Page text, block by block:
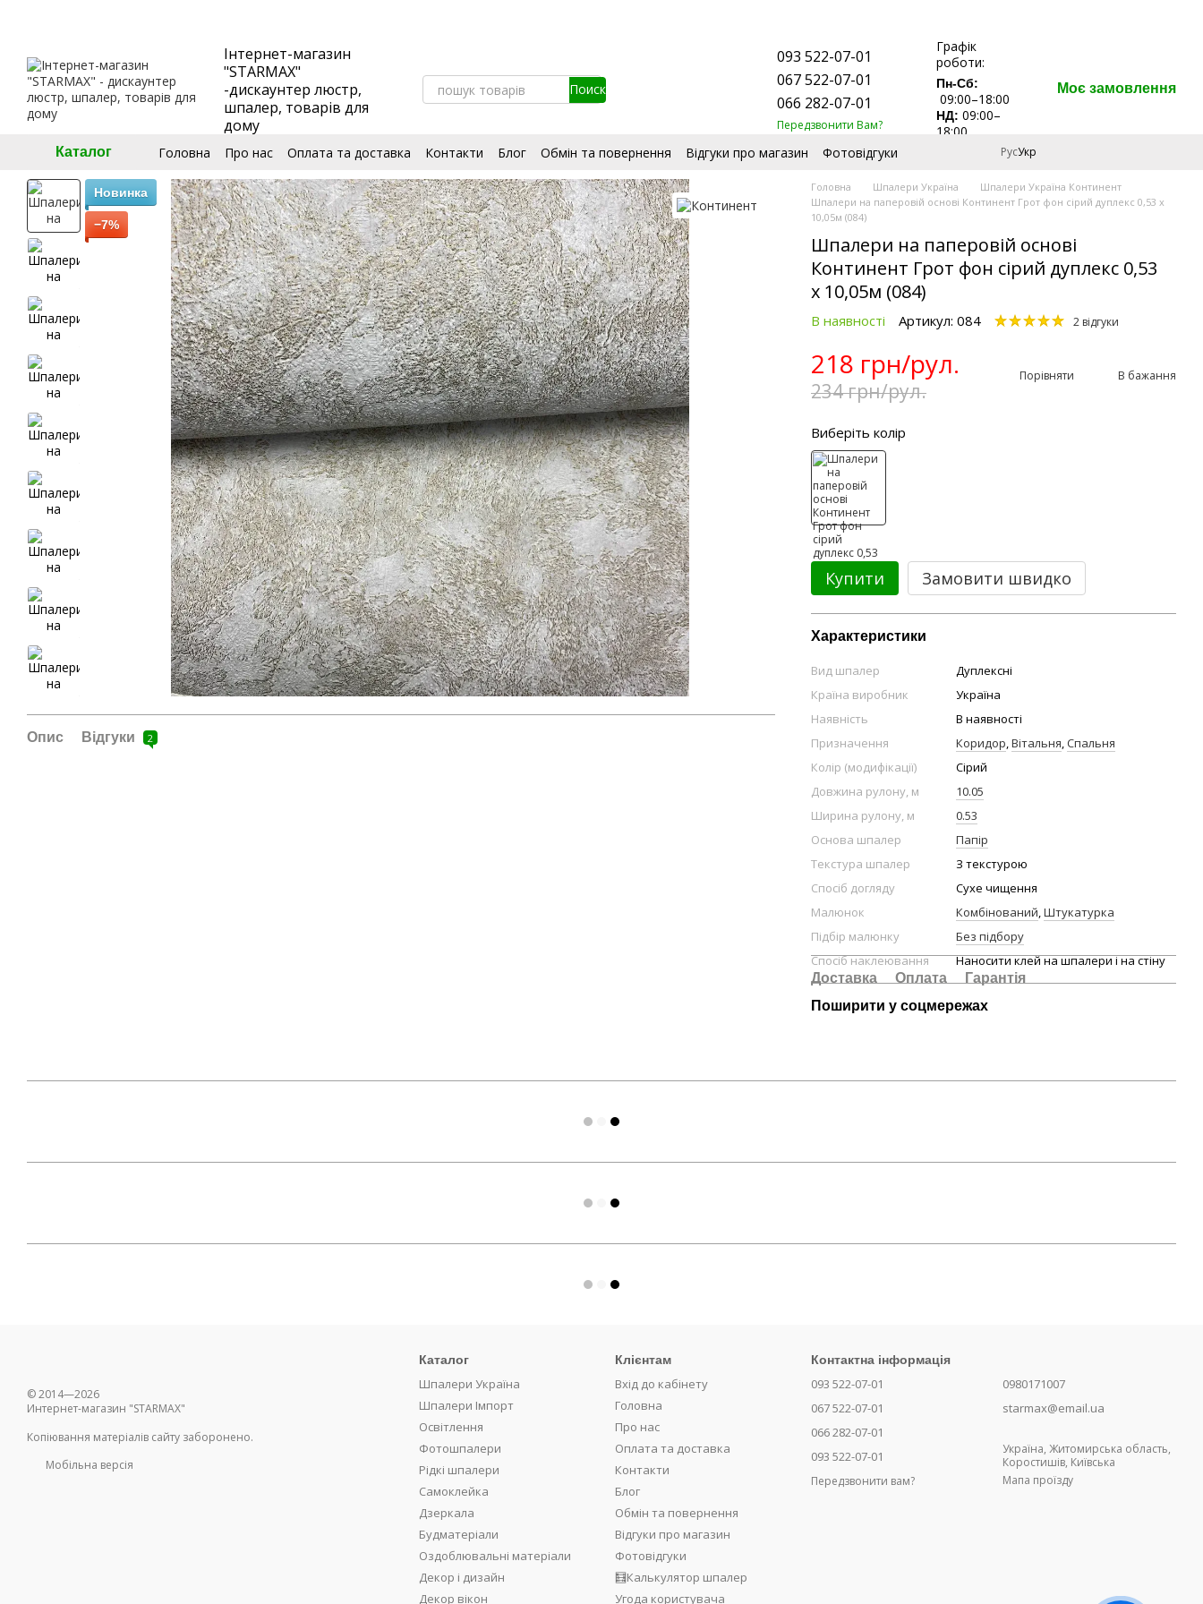
Інтернет-магазин
"STARMAX"
-дискаунтер люстр,
шпалер, товарів для
дому
093 522-07-01
067 522-07-01
066 282-07-01
Передзвонити Вам?
Графік
роботи:
Пн-Сб:
09:00–18:00
НД:09:00–
18:00
Моє замовлення
Каталог Головна Про нас Оплата та доставка Контакти Блог Обмін та повернення Відгуки про магазин
Фотовідгуки
РусУкр
Новинка
−7%
Опис Відгуки 2
Головна Шпалери Україна
Шпалери Україна Континент
Шпалери на паперовій основі Континент Грот фон сірий дуплекс 0,53 х
10,05м (084)
Шпалери на паперовій основі
Континент Грот фон сірий дуплекс 0,53
х 10,05м (084)
В наявності Артикул: 084 2 відгуки
218 грн/рул.
234 грн/рул.
Порівняти В бажання
Виберіть колір
Купити Замовити швидко
Характеристики
Вид шпалер
Дуплексні
Країна виробник
Україна
Наявність
В наявності
Призначення
Коридор,Вітальня,Спальня
Колір (модифікації)
Сірий
Довжина рулону, м
10.05
Ширина рулону, м
0.53
Основа шпалер
Папір
Текстура шпалер
З текстурою
Спосіб догляду
Сухе чищення
Малюнок
Комбінований,Штукатурка
Підбір малюнку
Без підбору
Спосіб наклеювання
Наносити клей на шпалери і на стіну
Доставка Оплата
Гарантія
Поширити у соцмережах
© 2014—2026
Интернет-магазин "STARMAX"
Копіювання матеріалів сайту заборонено.
Мобільна версія
Каталог
Шпалери Україна
Шпалери Імпорт
Освітлення
Фотошпалери
Рідкі шпалери
Самоклейка
Дзеркала
Будматеріали
Оздоблювальні матеріали
Декор і дизайн
Декор вікон
Клієнтам
Вхід до кабінету
Головна
Про нас
Оплата та доставка
Контакти
Блог
Обмін та повернення
Відгуки про магазин
Фотовідгуки
🧮Калькулятор шпалер
Угода користувача
Контактна інформація
093 522-07-01
067 522-07-01
066 282-07-01
093 522-07-01
Передзвонити вам?
0980171007
starmax@email.ua
Україна, Житомирська область,
Коростишів, Київська
Мапа проїзду